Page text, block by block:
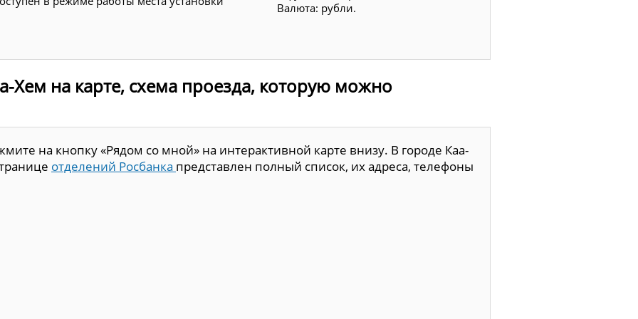
Валюта: рубли.
Хем на карте, схема проезда, которую можно
на кнопку «Рядом со мной» на интерактивной карте внизу. В городе Каа-
отделений Росбанка представлен полный список, их адреса, телефоны